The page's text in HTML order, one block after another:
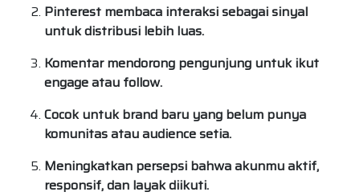
Pinterest membaca interaksi sebagai sinyal
untuk distribusi lebih luas.
Komentar mendorong pengunjung untuk ikut
engage atau follow.
Cocok untuk brand baru yang belum punya
komunitas atau audience setia.
Meningkatkan persepsi bahwa akunmu aktif,
responsif, dan layak diikuti.